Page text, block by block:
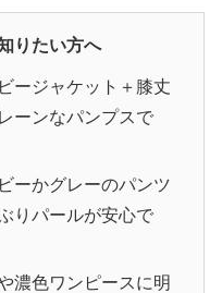
りたい方へ
ージャケット＋膝丈
ーンなパンプスで
ーかグレーのパンツ
りパールが安心で
濃色ワンピースに明